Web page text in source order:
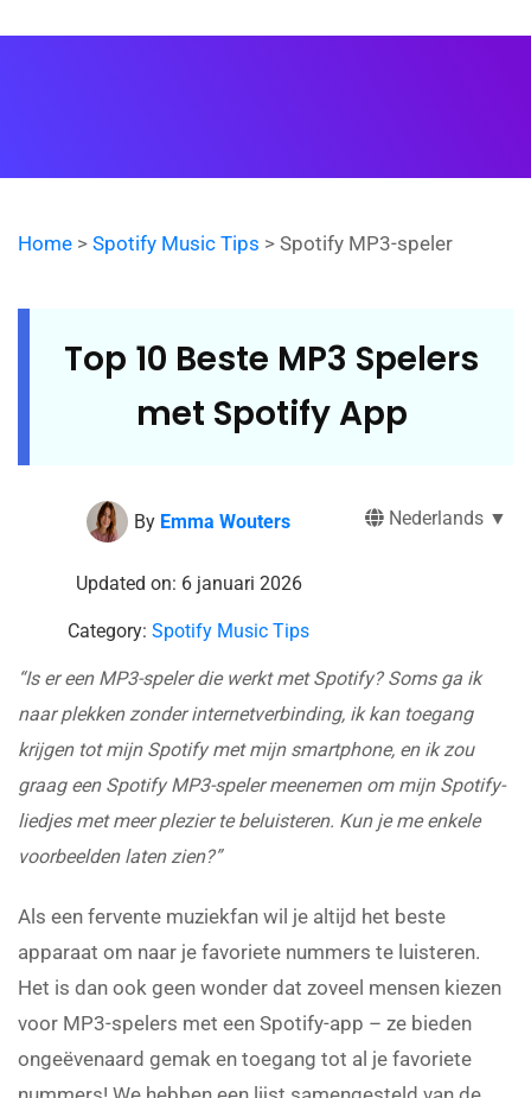
Home > Spotify Music Tips > Spotify MP3-speler
Top 10 Beste MP3 Spelers
met Spotify App
Nederlands ▼
By Emma Wouters
Updated on: 6 januari 2026
Category: Spotify Music Tips
“Is er een MP3-speler die werkt met Spotify? Soms ga ik
naar plekken zonder internetverbinding, ik kan toegang
krijgen tot mijn Spotify met mijn smartphone, en ik zou
graag een Spotify MP3-speler meenemen om mijn Spotify-
liedjes met meer plezier te beluisteren. Kun je me enkele
voorbeelden laten zien?”
Als een fervente muziekfan wil je altijd het beste
apparaat om naar je favoriete nummers te luisteren.
Het is dan ook geen wonder dat zoveel mensen kiezen
voor MP3-spelers met een Spotify-app – ze bieden
ongeëvenaard gemak en toegang tot al je favoriete